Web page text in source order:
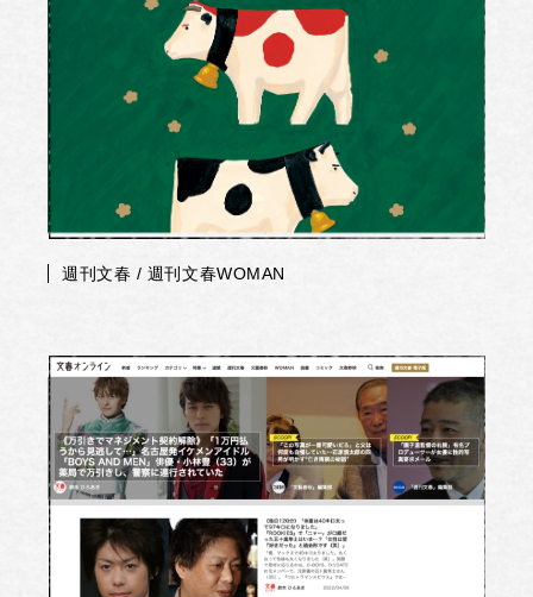
週刊文春 / 週刊文春WOMAN